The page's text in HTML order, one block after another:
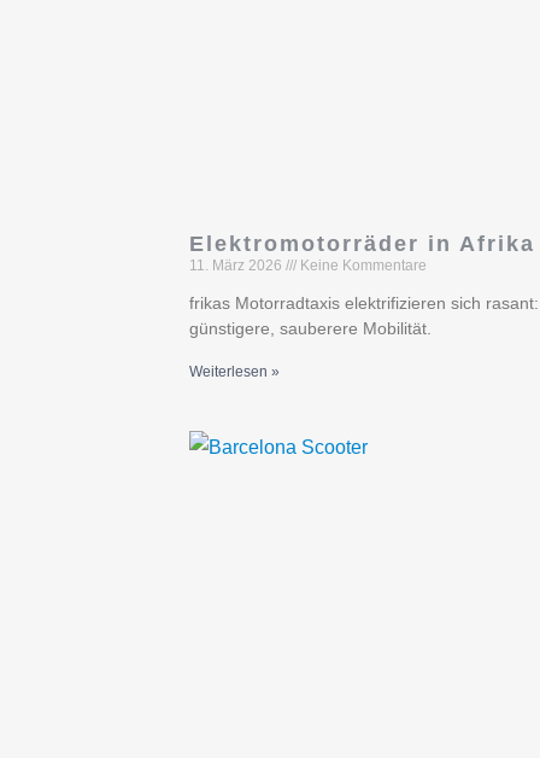
Elektromotorräder in
11. März 2026 Keine Kommentare
frikas Motorradtaxis elektrifizieren sich
günstigere, sauberere Mobilität.
Weiterlesen »